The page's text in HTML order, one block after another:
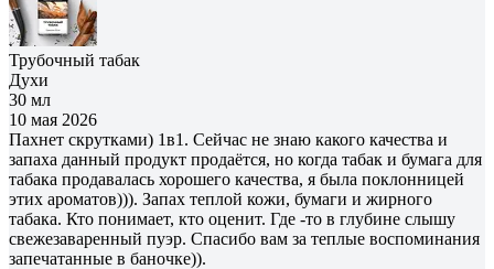
Трубочный табак
Духи
30 мл
10 мая 2026
Пахнет скрутками) 1в1. Сейчас не знаю какого качества и
запаха данный продукт продаётся, но когда табак и бумага для
табака продавалась хорошего качества, я была поклонницей
этих ароматов))). Запах теплой кожи, бумаги и жирного
табака. Кто понимает, кто оценит. Где -то в глубине слышу
свежезаваренный пуэр. Спасибо вам за теплые воспоминания
запечатанные в баночке)).